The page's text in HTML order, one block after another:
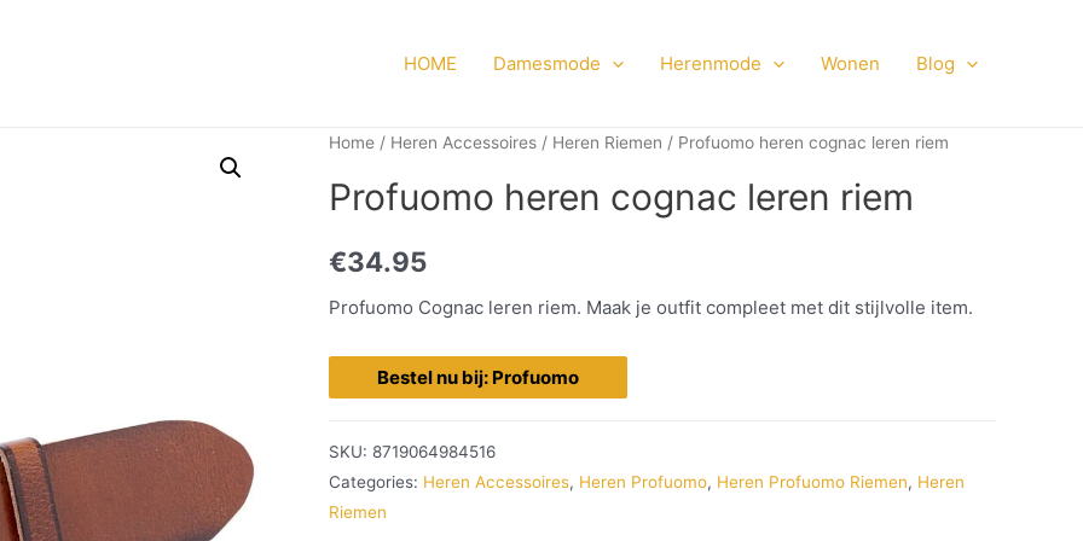
HOME Damesmode Herenmode Wonen Blog
Home / Heren Accessoires / Heren Riemen / Profuomo heren cognac leren riem
Profuomo heren cognac leren riem
€34.95
Profuomo Cognac leren riem. Maak je outfit compleet met dit stijlvolle item.
Bestel nu bij: Profuomo
SKU: 8719064984516
Categories: Heren Accessoires, Heren Profuomo, Heren Profuomo Riemen, Heren
Riemen